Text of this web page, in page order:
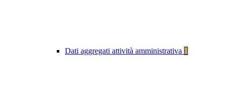
Dati aggregati attività amministrativa 1